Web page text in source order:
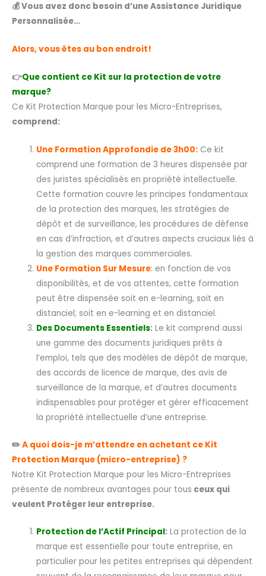
💰Vous avez donc besoin d’une Assistance Juridique
Personnalisée…
Alors, vous êtes au bon endroit!
👉Que contient ce Kit sur la protection de votre
marque?
Ce Kit Protection Marque pour les Micro-Entreprises,
comprend:
Une Formation Approfondie de 3h00: Ce kit
comprend une formation de 3 heures dispensée par
des juristes spécialisés en propriété intellectuelle.
Cette formation couvre les principes fondamentaux
de la protection des marques, les stratégies de
dépôt et de surveillance, les procédures de défense
en cas d’infraction, et d’autres aspects cruciaux liés à
la gestion des marques commerciales.
Une Formation Sur Mesure: en fonction de vos
disponibilités, et de vos attentes, cette formation
peut être dispensée soit en e-learning, soit en
distanciel; soit en e-learning et en distanciel.
Des Documents Essentiels: Le kit comprend aussi
une gamme des documents juridiques prêts à
l’emploi, tels que des modèles de dépôt de marque,
des accords de licence de marque, des avis de
surveillance de la marque, et d’autres documents
indispensables pour protéger et gérer efficacement
la propriété intellectuelle d’une entreprise.
✏️A quoi dois-je m’attendre en achetant ce Kit
Protection Marque (micro-entreprise) ?
Notre Kit Protection Marque pour les Micro-Entreprises
présente de nombreux avantages pour tous ceux qui
veulent Protéger leur entreprise.
Protection de l’Actif Principal: La protection de la
marque est essentielle pour toute entreprise, en
particulier pour les petites entreprises qui dépendent